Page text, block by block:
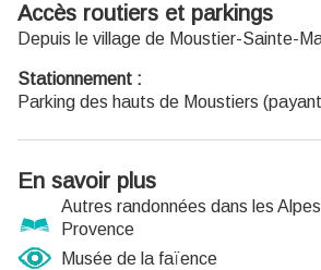
Accès routiers et parkings
Depuis le village de Moustier-Sainte-
Stationnement :
Parking des hauts de Moustiers
En savoir plus
Autres randonnées dans les
Provence
Musée de la faïence